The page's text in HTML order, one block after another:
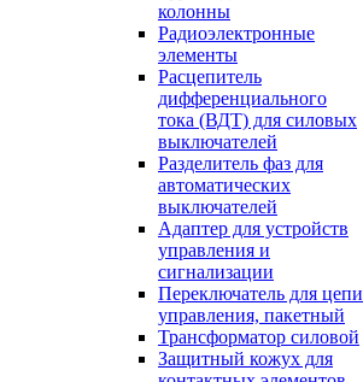
колонны
Радиоэлектронные
элементы
Расцепитель
дифференциального
тока (ВДТ) для силовых
выключателей
Разделитель фаз для
автоматических
выключателей
Адаптер для устройств
управления и
сигнализации
Переключатель для цепи
управления, пакетный
Трансформатор силовой
Защитный кожух для